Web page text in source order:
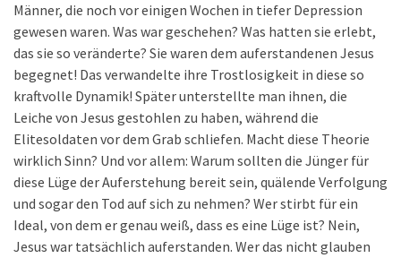
Männer, die noch vor einigen Wochen in tiefer Depression
gewesen waren. Was war geschehen? Was hatten sie erlebt,
das sie so veränderte? Sie waren dem auferstandenen Jesus
begegnet! Das verwandelte ihre Trostlosigkeit in diese so
kraftvolle Dynamik! Später unterstellte man ihnen, die
Leiche von Jesus gestohlen zu haben, während die
Elitesoldaten vor dem Grab schliefen. Macht diese Theorie
wirklich Sinn? Und vor allem: Warum sollten die Jünger für
diese Lüge der Auferstehung bereit sein, quälende Verfolgung
und sogar den Tod auf sich zu nehmen? Wer stirbt für ein
Ideal, von dem er genau weiß, dass es eine Lüge ist? Nein,
Jesus war tatsächlich auferstanden. Wer das nicht glauben